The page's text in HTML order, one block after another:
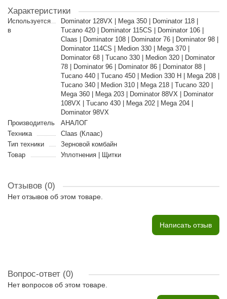
Характеристики
Используется
в
Dominator 128VX | Mega 350 | Dominator 118 |
Tucano 420 | Dominator 115CS | Dominator 106 |
Claas | Dominator 108 | Dominator 76 | Dominator 98 |
Dominator 114CS | Medion 330 | Mega 370 |
Dominator 68 | Tucano 330 | Medion 320 | Dominator
78 | Dominator 96 | Dominator 86 | Dominator 88 |
Tucano 440 | Tucano 450 | Medion 330 H | Mega 208 |
Tucano 340 | Medion 310 | Mega 218 | Tucano 320 |
Mega 360 | Mega 203 | Dominator 88VX | Dominator
108VX | Tucano 430 | Mega 202 | Mega 204 |
Dominator 98VX
Производитель
АНАЛОГ
Техника
Claas (Клаас)
Тип техники
Зерновой комбайн
Товар
Уплотнения | Щитки
Отзывов (0)
Нет отзывов об этом товаре.
Написать отзыв
Вопрос-ответ (0)
Нет вопросов об этом товаре.